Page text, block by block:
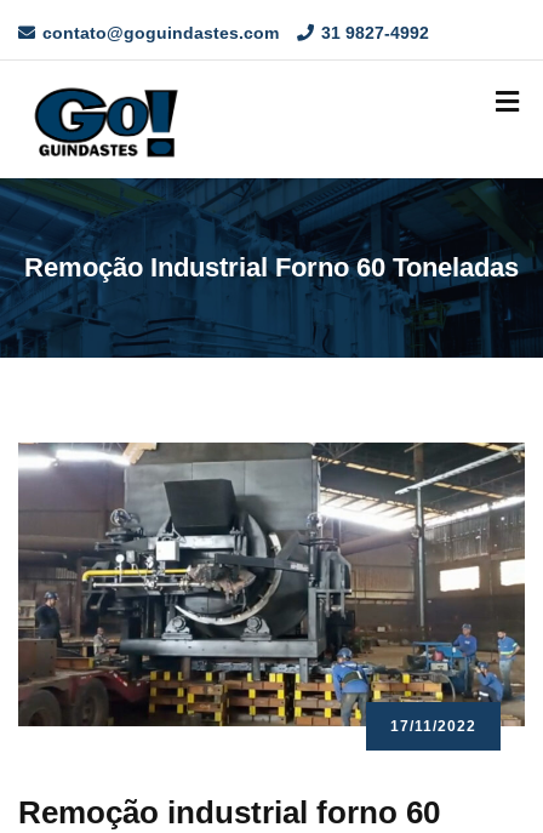
contato@goguindastes.com 31 9827-4992
Remoção Industrial Forno 60 Toneladas
17/11/2022
Remoção industrial forno 60